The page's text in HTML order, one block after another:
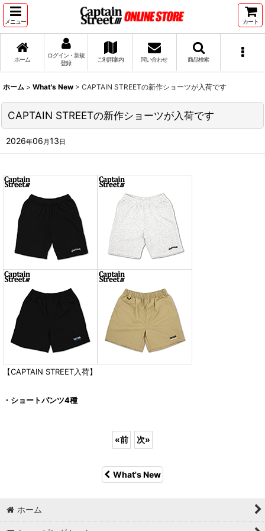
メニュー カート
ホーム
ログイン・新規
登録
ご利用案内 問い合わせ 商品検索
ホーム > What's New > CAPTAIN STREETの新作ショーツが入荷です
CAPTAIN STREETの新作ショーツが入荷です
2026年06 月13日
【CAPTAIN STREET入荷】
・ショートパンツ4種
«前 次»
What's New
ホーム